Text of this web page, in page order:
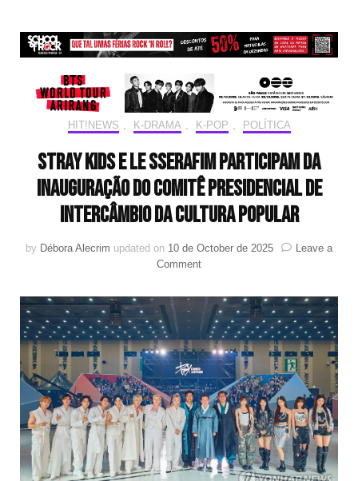
HIT!NEWS K-DRAMA K-POP POLÍTICA
Stray Kids e LE SSERAFIM participam da
inauguração do Comitê Presidencial de
Intercâmbio da Cultura Popular
by Débora Alecrim updated on 10 de October de 2025
Leave a
Commenton
Kids
LE
SSERAFIM
participam
da
inauguração
do
Comitê
Presidencial
de
Intercâmbio